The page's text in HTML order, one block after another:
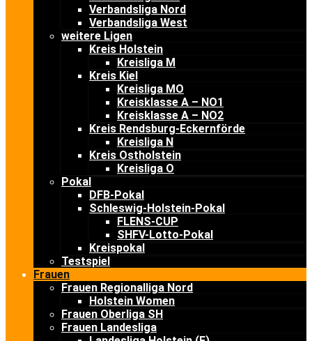
Verbandsliga Nord
Verbandsliga West
weitere Ligen
Kreis Holstein
Kreisliga M
Kreis Kiel
Kreisliga MO
Kreisklasse A – NO1
Kreisklasse A – NO2
Kreis Rendsburg-Eckernförde
Kreisliga N
Kreis Ostholstein
Kreisliga O
Pokal
DFB-Pokal
Schleswig-Holstein-Pokal
FLENS-CUP
SHFV-Lotto-Pokal
Kreispokal
Testspiel
Frauen
Frauen Regionalliga Nord
Holstein Women
Frauen Oberliga SH
Frauen Landesliga